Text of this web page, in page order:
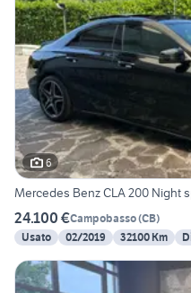
6
Mercedes Benz CLA 200 Night
24.100 €Campobasso(CB)
Usato
02/2019 32100 Km